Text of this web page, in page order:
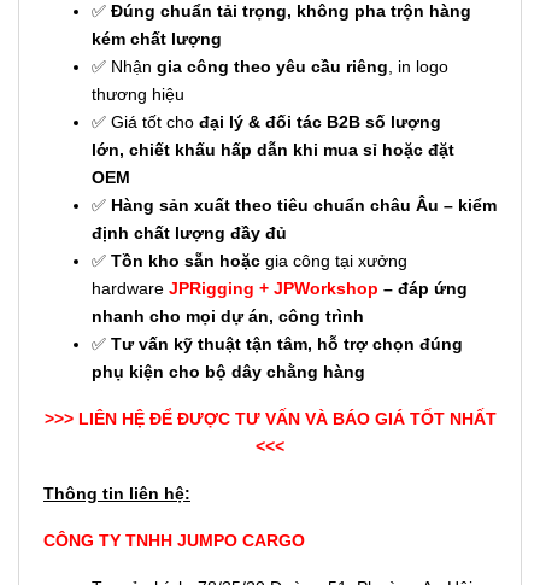
✅ Đúng chuẩn tải trọng, không pha trộn hàng
kém chất lượng
✅ Nhận gia công theo yêu cầu riêng, in logo
thương hiệu
✅ Giá tốt cho đại lý & đối tác B2B số lượng
lớn, chiết khấu hấp dẫn khi mua sỉ hoặc đặt
OEM
✅ Hàng sản xuất theo tiêu chuẩn châu Âu – kiểm
định chất lượng đầy đủ
✅ Tồn kho sẵn hoặc gia công tại xưởng
hardware JPRigging + JPWorkshop – đáp ứng
nhanh cho mọi dự án, công trình
✅ Tư vấn kỹ thuật tận tâm, hỗ trợ chọn đúng
phụ kiện cho bộ dây chằng hàng
>>> LIÊN HỆ ĐỂ ĐƯỢC TƯ VẤN VÀ BÁO GIÁ TỐT NHẤT
<<<
Thông tin liên hệ:
CÔNG TY TNHH JUMPO CARGO